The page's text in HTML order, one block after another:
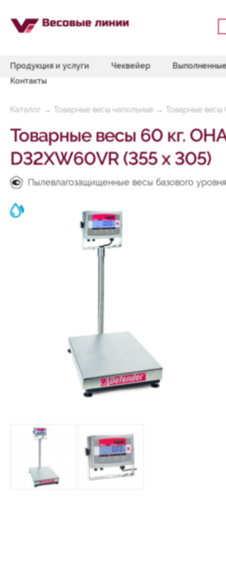
Продукция и услуги Чеквейер
Контакты
Каталог → Товарные весы напольные → Товарные весы
Товарные весы 60 кг.
D32XW60VR (355 x 305)
Пылевлагозащищенные весы базового уровня